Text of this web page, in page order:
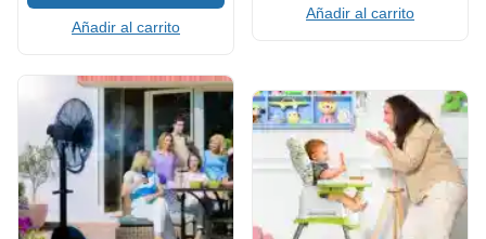
Añadir al carrito
Añadir al carrito